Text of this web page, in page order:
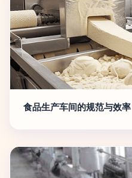
食品生产车间的规范与效